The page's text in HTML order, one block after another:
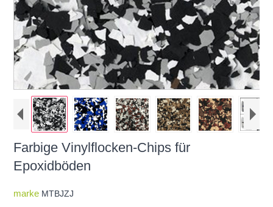
Farbige Vinylflocken-Chips für
Epoxidböden
marke MTBJZJ